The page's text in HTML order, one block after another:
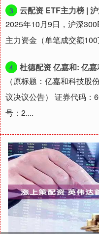
3
云配资 ETF主力榜 | 沪深300ETF(159919)主力
2025年10月9日，沪深
主力资金（单笔成交额
4
杜德配资 亿嘉和: 亿嘉和科技股份有限
（原标题：亿嘉和科技股
议决议公告） 证券代码：
号：2....